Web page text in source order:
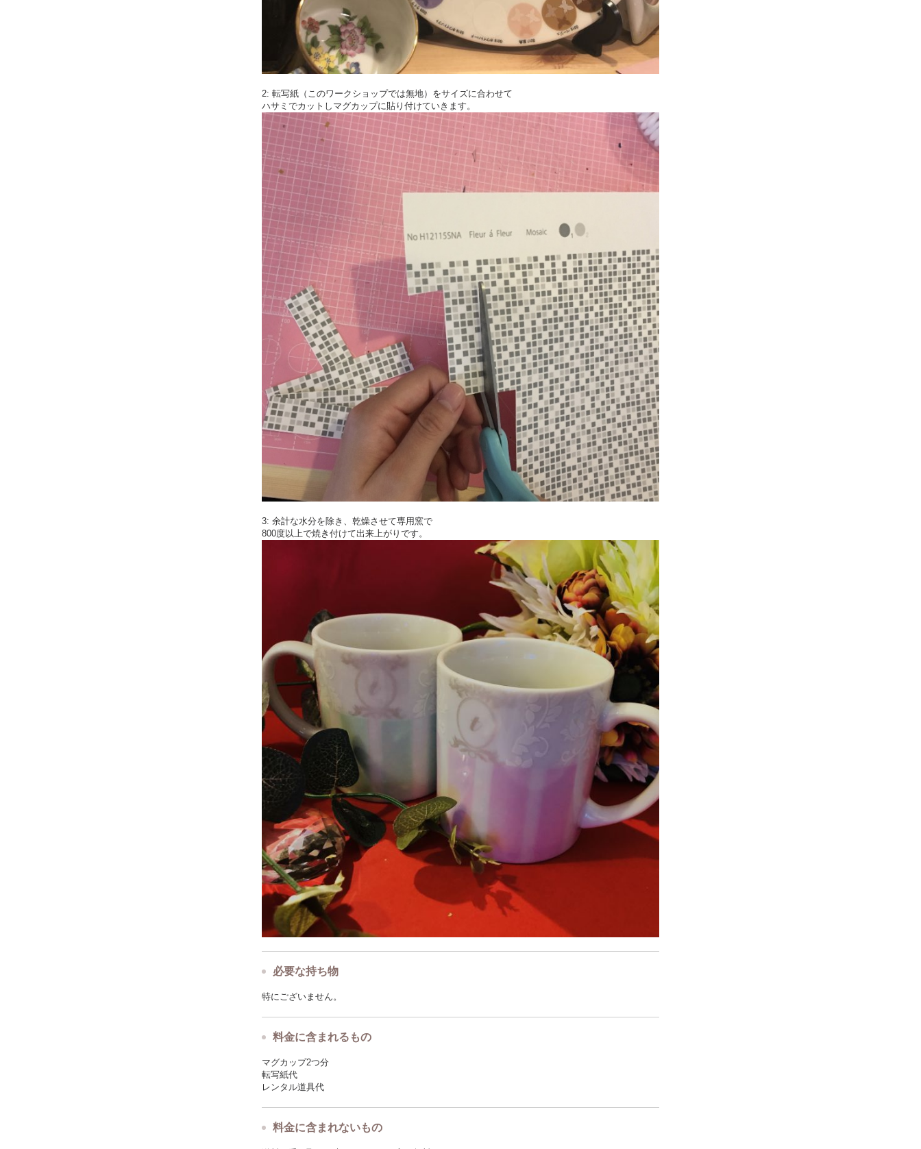
2: 転写紙（このワークショップでは無地）をサイズに合わせて
ハサミでカットしマグカップに貼り付けていきます。
3: 余計な水分を除き、乾燥させて専用窯で
800度以上で焼き付けて出来上がりです。
必要な持ち物
特にございません。
料金に含まれるもの
マグカップ2つ分
転写紙代
レンタル道具代
料金に含まれないもの